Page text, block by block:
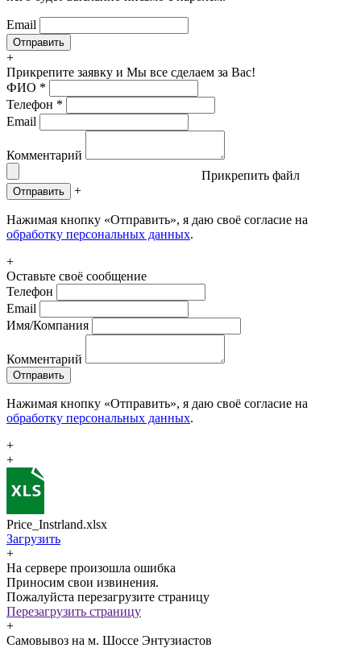
Email
+
Прикрепите заявку и Мы все сделаем за Вас!
ФИО *
Телефон *
Email
Комментарий
Прикрепить файл
Отправить +
Нажимая кнопку «Отправить», я даю своё согласие на
обработку персональных данных.
+
Оставьте своё сообщение
Телефон
Email
Имя/Компания
Комментарий
Отправить
Нажимая кнопку «Отправить», я даю своё согласие на
обработку персональных данных.
+
+
Price_Instrland.xlsx
Загрузить
+
На сервере произошла ошибка
Приносим свои извинения.
Пожалуйста перезагрузите страницу
Перезагрузить страницу
+
Самовывоз на м. Шоссе Энтузиастов